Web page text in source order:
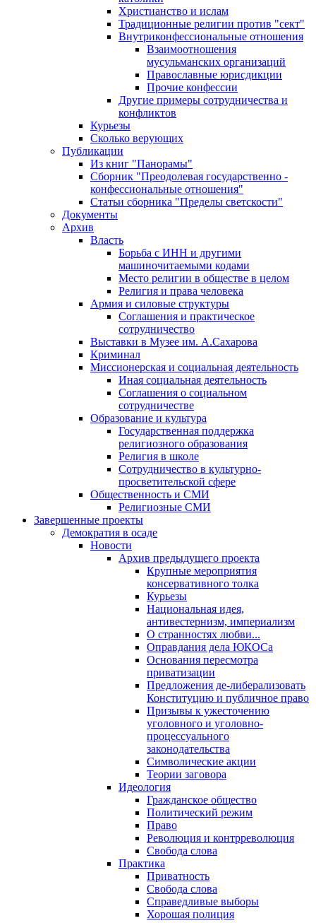
Христианство и ислам
Традиционные религии против "сект"
Внутриконфессиональные отношения
Взаимоотношения
мусульманских организаций
Православные юрисдикции
Прочие конфессии
Другие примеры сотрудничества и
конфликтов
Курьезы
Сколько верующих
Публикации
Из книг "Панорамы"
Сборник "Преодолевая государственно -
конфессиональные отношения"
Статьи сборника "Пределы светскости"
Документы
Архив
Власть
Борьба с ИНН и другими
машиночитаемыми кодами
Место религии в обществе в целом
Религия и права человека
Армия и силовые структуры
Соглашения и практическое
сотрудничество
Выставки в Музее им. А.Сахарова
Криминал
Миссионерская и социальная деятельность
Иная социальная деятельность
Соглашения о социальном
сотрудничестве
Образование и культура
Государственная поддержка
религиозного образования
Религия в школе
Сотрудничество в культурно-
просветительской сфере
Общественность и СМИ
Религиозные СМИ
Завершенные проекты
Демократия в осаде
Новости
Архив предыдущего проекта
Крупные мероприятия
консервативного толка
Курьезы
Национальная идея,
антивестернизм, империализм
О странностях любви...
Оправдания дела ЮКОСа
Основания пересмотра
приватизации
Предложения де-либерализовать
Конституцию и публичное право
Призывы к ужесточению
уголовного и уголовно-
процессуального
законодательства
Символические акции
Теории заговора
Идеология
Гражданское общество
Политический режим
Право
Революция и контрреволюция
Свобода слова
Практика
Приватность
Свобода слова
Справедливые выборы
Хорошая полиция